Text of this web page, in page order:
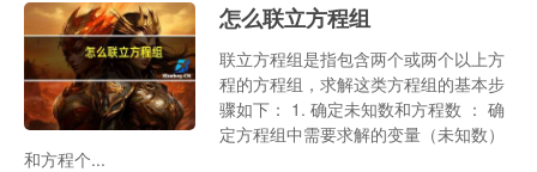
怎么联立方程组
联立方程组是指包含两个或两个以上方
程的方程组，求解这类方程组的基本步
骤如下： 1. 确定未知数和方程数 ： 确
定方程组中需要求解的变量（未知数）
和方程个...